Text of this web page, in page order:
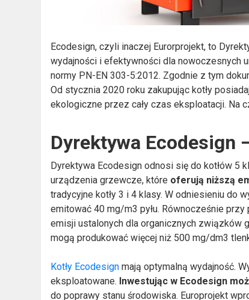
Ecodesign, czyli inaczej Eurorprojekt, to
wydajności i efektywności dla nowoczesnych
normy PN-EN 303-5:2012. Zgodnie z tym
Od stycznia 2020 roku zakupując kotły
ekologiczne przez cały czas eksploatacji. Na
Dyrektywa Ecodesign
Dyrektywa Ecodesign odnosi się do kotłów 5
urządzenia grzewcze, które oferują niższą
tradycyjne kotły 3 i 4 klasy. W odniesieniu do
emitować 40 mg/m3 pyłu. Równocześnie
emisji ustalonych dla organicznych związków
mogą produkować więcej niż 500 mg/dm3
Kotły Ecodesign mają optymalną wydajność.
eksploatowane. Inwestując w Ecodesign
do poprawy stanu środowiska. Europrojekt